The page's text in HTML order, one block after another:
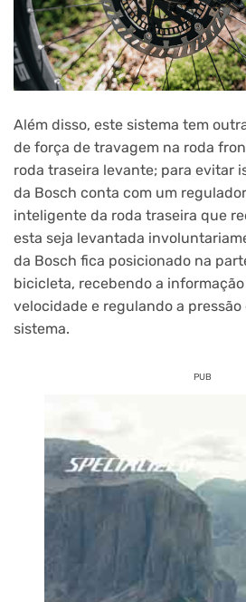
Além disso, este sistema tem
de força de travagem na roda
roda traseira levante; para evitar
da Bosch conta com um
inteligente da roda traseira que
esta seja levantada
da Bosch fica posicionado na
bicicleta, recebendo a
velocidade e regulando a
sistema.
PUB